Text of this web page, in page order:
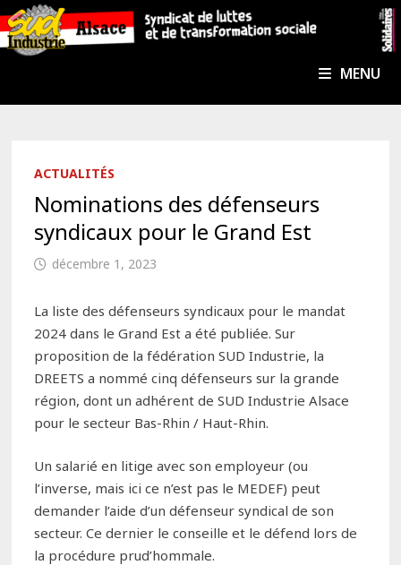
Passer
au
contenu
MENU
ACTUALITÉS
Nominations des défenseurs
syndicaux pour le Grand Est
décembre 1, 2023
La liste des défenseurs syndicaux pour le mandat
2024 dans le Grand Est a été publiée. Sur
proposition de la fédération SUD Industrie, la
DREETS a nommé cinq défenseurs sur la grande
région, dont un adhérent de SUD Industrie Alsace
pour le secteur Bas-Rhin / Haut-Rhin.
Un salarié en litige avec son employeur (ou
l’inverse, mais ici ce n’est pas le MEDEF) peut
demander l’aide d’un défenseur syndical de son
secteur. Ce dernier le conseille et le défend lors de
la procédure prud’hommale.